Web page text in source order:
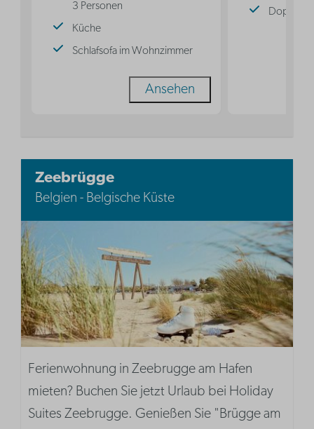
3 Personen
Küche
Schlafsofa im Wohnzimmer
Ansehen
Zeebrügge
Belgien - Belgische Küste
Ferienwohnung in Zeebrugge am Hafen
mieten? Buchen Sie jetzt Urlaub bei Holiday
Suites Zeebrugge. Genießen Sie "Brügge am